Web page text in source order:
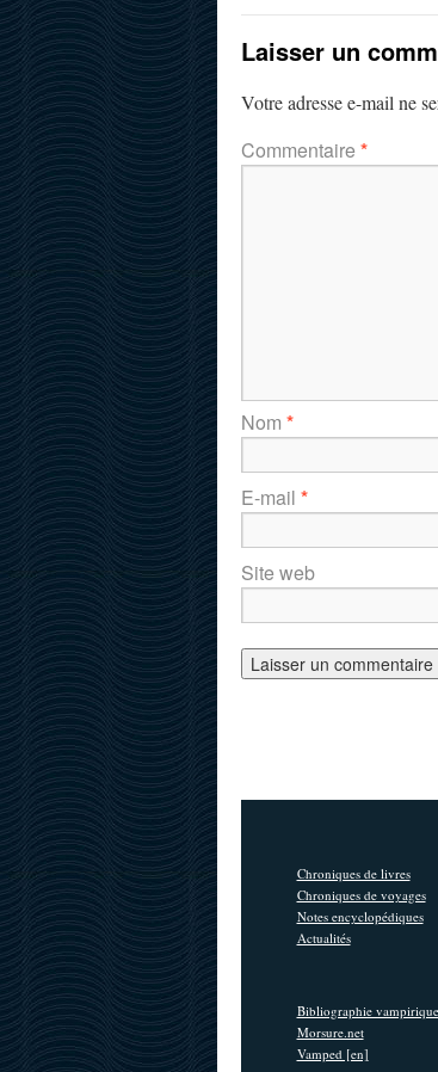
Laisser un
Votre adresse e-mail ne
Commentaire *
Nom *
E-mail *
Site web
Chroniques de livres
Chroniques de voyages
Notes encyclopédiques
Actualités
Bibliographie vampirique
Morsure.net
Vamped [en]